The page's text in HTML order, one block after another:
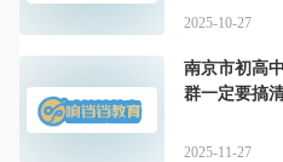
2025-10-27
南京市初高
群一定要搞
2025-11-27